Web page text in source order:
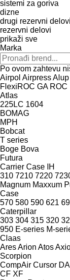
sistemi za goriva
dizne
drugi rezervni delovi
rezervni delovi
prikaži sve
Marka
Po ovom zahtevu
Airpol AirpressAlup
FlexiROC GA ROC
Atlas
225LC 1604
BOMAG
MPH
Bobcat
T series
Boge Bova
Futura
Carrier Case IH
310 7210 7220
Magnum Maxxum
Case
570 580 590 621
Caterpillar
303 304 315 320
950 E-series M-
Claas
AresArion Atos
Scorpion
CompAir Cursor
CF XF